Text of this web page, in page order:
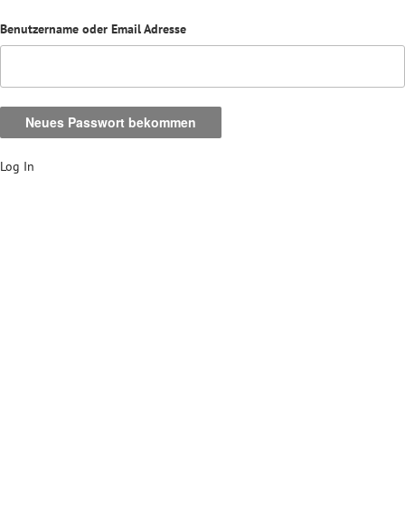
Benutzername oder Email Adresse
Log In